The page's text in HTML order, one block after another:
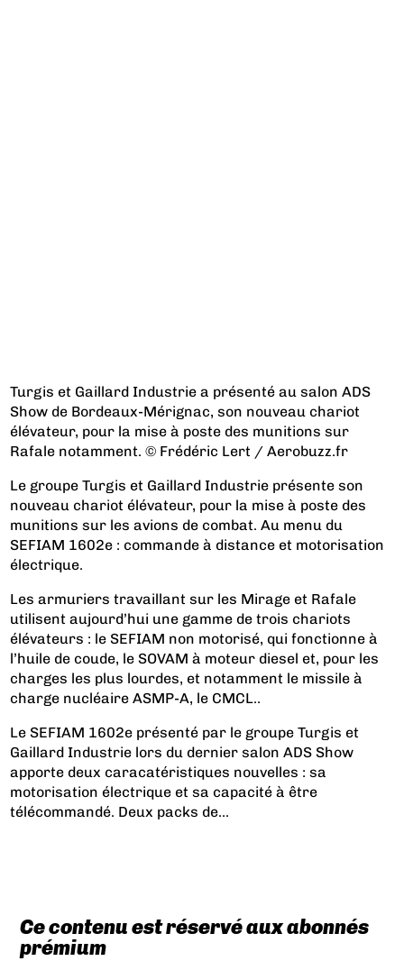
Turgis et Gaillard Industrie a présenté au salon ADS
Show de Bordeaux-Mérignac, son nouveau chariot
élévateur, pour la mise à poste des munitions sur
Rafale notamment. © Frédéric Lert / Aerobuzz.fr
Le groupe Turgis et Gaillard Industrie présente son
nouveau chariot élévateur, pour la mise à poste des
munitions sur les avions de combat. Au menu du
SEFIAM 1602e : commande à distance et motorisation
électrique.
Les armuriers travaillant sur les Mirage et Rafale
utilisent aujourd’hui une gamme de trois chariots
élévateurs : le SEFIAM non motorisé, qui fonctionne à
l’huile de coude, le SOVAM à moteur diesel et, pour les
charges les plus lourdes, et notamment le missile à
charge nucléaire ASMP-A, le CMCL..
Le SEFIAM 1602e présenté par le groupe Turgis et
Gaillard Industrie lors du dernier salon ADS Show
apporte deux caracatéristiques nouvelles : sa
motorisation électrique et sa capacité à être
télécommandé. Deux packs de...
Ce contenu est réservé aux abonnés
prémium